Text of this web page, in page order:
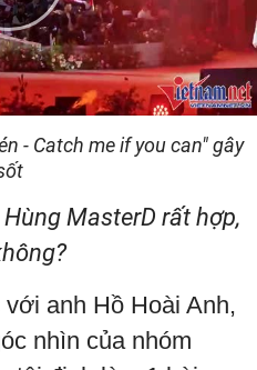
Play
Video
- Catch me if you can" gây
MasterD rất hợp,
anh Hồ Hoài Anh,
nhìn của nhóm